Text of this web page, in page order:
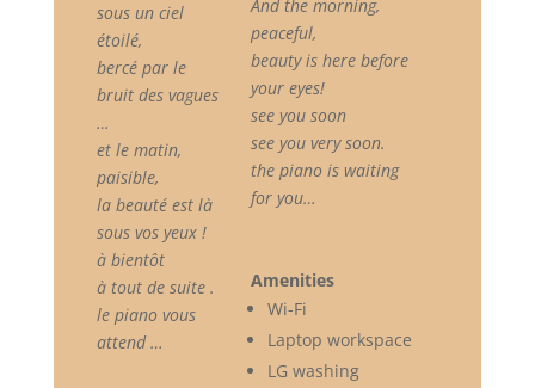
sous un ciel
étoilé,
bercé par le
bruit des vagues
…
et le matin,
paisible,
la beauté est là
sous vos yeux !
à bientôt
à tout de suite .
le piano vous
attend …
And the morning,
peaceful,
beauty is here before
your eyes!
see you soon
see you very soon.
the piano is waiting
for you…
Amenities
Wi-Fi
Laptop workspace
LG washing